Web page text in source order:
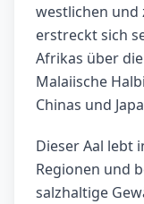
westlichen und
erstreckt sich
Afrikas über
Malaiische
Chinas und
Dieser Aal lebt
Regionen und
salzhaltige